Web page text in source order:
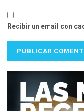
Recibir un email con